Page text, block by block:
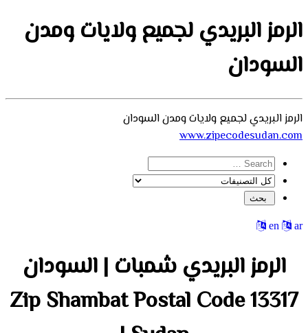
الرمز البريدي لجميع ولايات ومدن
السودان
الرمز البريدي لجميع ولايات ومدن السودان
www.zipecodesudan.com
ar
en
الرمز البريدي شمبات | السودان
13317 Zip Shambat Postal Code